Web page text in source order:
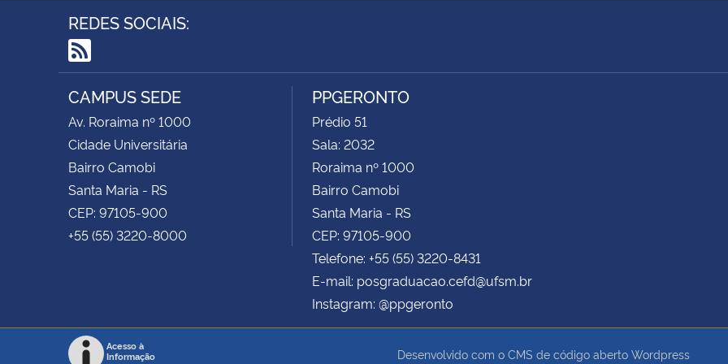
REDES SOCIAIS:
RSS
CAMPUS SEDE
Av. Roraima nº 1000
Cidade Universitária
Bairro Camobi
Santa Maria - RS
CEP: 97105-900
+55 (55) 3220-8000
PPGERONTO
Prédio 51
Sala: 2032
Roraima nº 1000
Bairro Camobi
Santa Maria - RS
CEP: 97105-900
Telefone: +55 (55) 3220-8431
E-mail: posgraduacao.cefd@ufsm.br
Instagram: @ppgeronto
Acesso à
Informação
Desenvolvido com o CMS de código aberto Wordpress